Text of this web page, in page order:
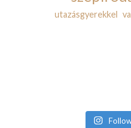
utazásgyerekkel